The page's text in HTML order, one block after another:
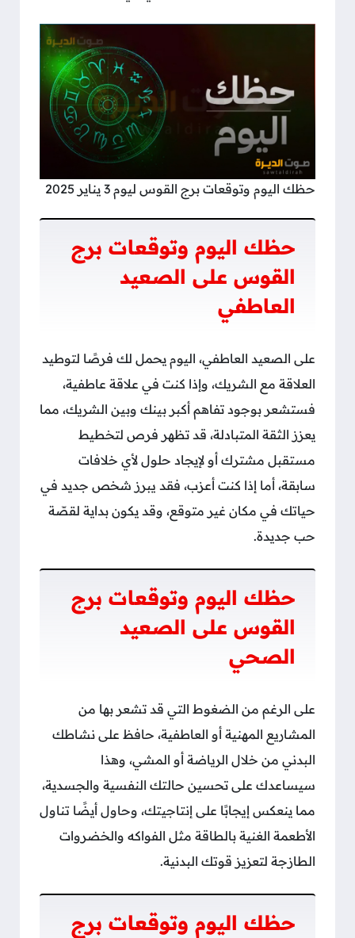
حظك اليوم وتوقعات برج القوس ليوم 3 يناير 2025
حظك اليوم وتوقعات برج
القوس على الصعيد
العاطفي
على الصعيد العاطفي، اليوم يحمل لك فرصًا لتوطيد
العلاقة مع الشريك، وإذا كنت في علاقة عاطفية،
فستشعر بوجود تفاهم أكبر بينك وبين الشريك، مما
يعزز الثقة المتبادلة، قد تظهر فرص لتخطيط
مستقبل مشترك أو لإيجاد حلول لأي خلافات
سابقة، أما إذا كنت أعزب، فقد يبرز شخص جديد في
حياتك في مكان غير متوقع، وقد يكون بداية لقصّة
حب جديدة.
حظك اليوم وتوقعات برج
القوس على الصعيد
الصحي
على الرغم من الضغوط التي قد تشعر بها من
المشاريع المهنية أو العاطفية، حافظ على نشاطك
البدني من خلال الرياضة أو المشي، وهذا
سيساعدك على تحسين حالتك النفسية والجسدية،
مما ينعكس إيجابًا على إنتاجيتك، وحاول أيضًا تناول
الأطعمة الغنية بالطاقة مثل الفواكه والخضروات
الطازجة لتعزيز قوتك البدنية.
حظك اليوم وتوقعات برج